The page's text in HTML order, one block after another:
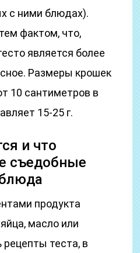
с ними блюдах).
фактом, что,
является более
Размеры крошек
10 сантиметров в
15-25 г.
и что
съедобные
продукта
масло или
рецепты теста, в